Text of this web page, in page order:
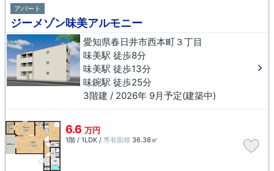
アパート
ジーメゾン味美アルモニー
愛知県春日井市西本町３丁目
味美駅 徒歩8分
味美駅 徒歩13分
味鋺駅 徒歩25分
3階建 / 2026年 9月予定(建築中)
6.6 万円
1階 / 1LDK / 専有面積 36.38㎡